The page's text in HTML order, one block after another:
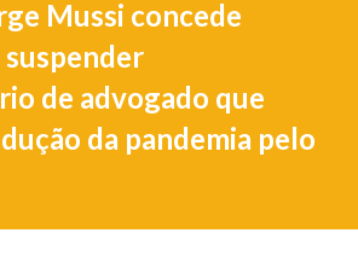
Mussi concede
de advogado que
da pandemia pelo